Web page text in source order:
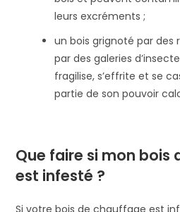
leurs excréments ;
un bois grignoté par des
par des galeries
fragilise, s’effrite et se
partie de son pouvoir
Que faire si mon bois
est infesté ?
Si votre bois de chauffage est